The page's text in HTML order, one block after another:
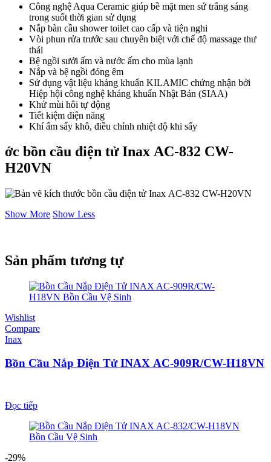
Công nghệ Aqua Ceramic giúp bề mặt men sứ trắng sáng
trong suốt thời gian sử dụng
Nắp bàn cầu shower toilet cao cấp và tiện nghi
Vòi phun rửa trước sau chuyên biệt với chế độ massage thư
thái
Bệ ngồi sưởi ấm và nước ấm cho mùa lạnh
Nắp và bệ ngồi đóng êm
Sử dụng vật liệu kháng khuẩn KILAMIC chứng nhận bởi
Hiệp hội công nghệ kháng khuẩn Nhật Bản (SIAA)
Khử mùi hôi tự động
Tiết kiệm điện năng
Khí ấm sấy khô, điều chỉnh nhiệt độ khi sấy
ớc bồn cầu điện tử Inax AC-832 CW-
H20VN
Show More Show Less
Sản phẩm tương tự
Wishlist
Compare
Inax
Bồn Cầu Nắp Điện Tử INAX AC-909R/CW-H18VN
Đọc tiếp
-29%